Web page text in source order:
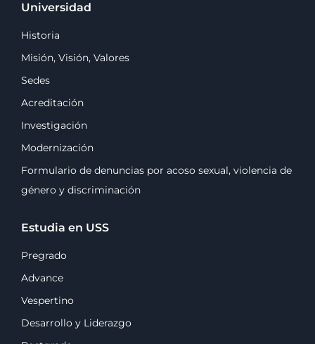
Universidad
Historia
Misión, Visión, Valores
Sedes
Acreditación
Investigación
Modernización
Formulario de denuncias por acoso sexual, violencia de
género y discriminación
Estudia en USS
Pregrado
Advance
Vespertino
Desarrollo y Liderazgo